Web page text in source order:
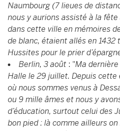
Naumbourg (7 lieues de
nous y aurions assisté à la fête
dans cette ville en mémoires
de blanc, étaient allés en 1432
Hussites pour le prier
Berlin, 3 août : "Ma
Halle le 29 juillet. Depuis cette
où nous sommes venus à
ou 9 mille âmes et nous y
d’éducation, surtout celui des
bon pied : là comme ailleurs